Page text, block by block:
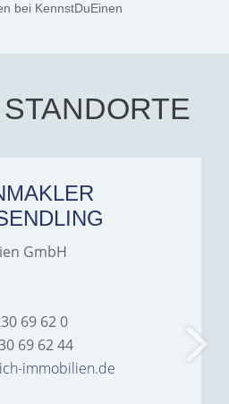
Jamrowâ€”she was
exceptionally professional,
Hegerich Immobilien to
anyone looking for a home.
bei KennstDuEinen
GmbH
69 62 0
69 62 44
immobilien.de